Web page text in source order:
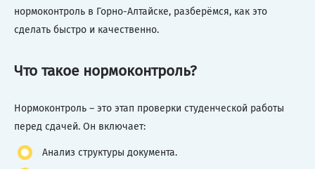
нормоконтроль в Горно-Алтайске, разберёмся, как это
сделать быстро и качественно.
Что такое нормоконтроль?
Нормоконтроль – это этап проверки студенческой работы
перед сдачей. Он включает:
Анализ структуры документа.